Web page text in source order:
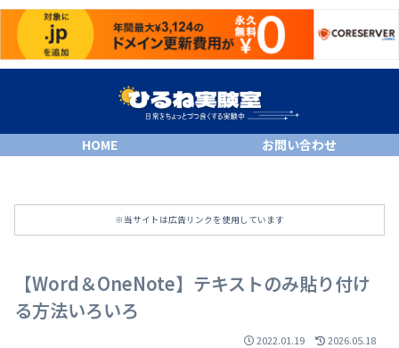
HOME お問い合わせ
※当サイトは広告リンクを使用しています
【Word＆OneNote】テキストのみ貼り付け
る方法いろいろ
2022.01.19 2026.05.18